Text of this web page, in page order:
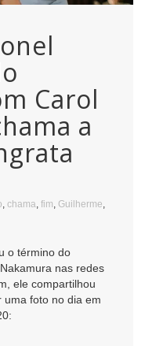
Carol
a
chama fim Guilherme
o término do
nas redes
ele compartilhou
uma foto no dia em